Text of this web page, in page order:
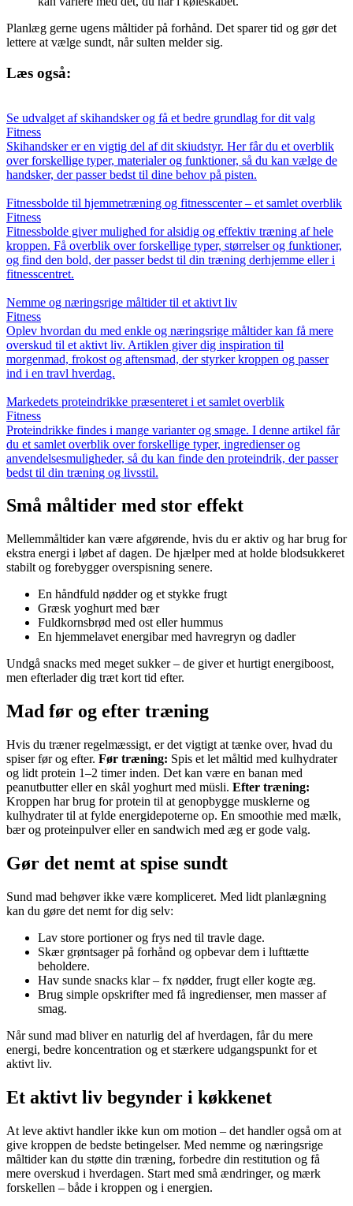
Planlæg gerne ugens måltider på forhånd. Det sparer tid og gør det
lettere at vælge sundt, når sulten melder sig.
Læs også:
Se udvalget af skihandsker og få et bedre grundlag for dit valg
Fitness
Skihandsker er en vigtig del af dit skiudstyr. Her får du et overblik
over forskellige typer, materialer og funktioner, så du kan vælge de
handsker, der passer bedst til dine behov på pisten.
Fitnessbolde til hjemmetræning og fitnesscenter – et samlet overblik
Fitness
Fitnessbolde giver mulighed for alsidig og effektiv træning af hele
kroppen. Få overblik over forskellige typer, størrelser og funktioner,
og find den bold, der passer bedst til din træning derhjemme eller i
fitnesscentret.
Nemme og næringsrige måltider til et aktivt liv
Fitness
Oplev hvordan du med enkle og næringsrige måltider kan få mere
overskud til et aktivt liv. Artiklen giver dig inspiration til
morgenmad, frokost og aftensmad, der styrker kroppen og passer
ind i en travl hverdag.
Markedets proteindrikke præsenteret i et samlet overblik
Fitness
Proteindrikke findes i mange varianter og smage. I denne artikel får
du et samlet overblik over forskellige typer, ingredienser og
anvendelsesmuligheder, så du kan finde den proteindrik, der passer
bedst til din træning og livsstil.
Små måltider med stor effekt
Mellemmåltider kan være afgørende, hvis du er aktiv og har brug for
ekstra energi i løbet af dagen. De hjælper med at holde blodsukkeret
stabilt og forebygger overspisning senere.
En håndfuld nødder og et stykke frugt
Græsk yoghurt med bær
Fuldkornsbrød med ost eller hummus
En hjemmelavet energibar med havregryn og dadler
Undgå snacks med meget sukker – de giver et hurtigt energiboost,
men efterlader dig træt kort tid efter.
Mad før og efter træning
Hvis du træner regelmæssigt, er det vigtigt at tænke over, hvad du
spiser før og efter. Før træning: Spis et let måltid med kulhydrater
og lidt protein 1–2 timer inden. Det kan være en banan med
peanutbutter eller en skål yoghurt med müsli. Efter træning:
Kroppen har brug for protein til at genopbygge musklerne og
kulhydrater til at fylde energidepoterne op. En smoothie med mælk,
bær og proteinpulver eller en sandwich med æg er gode valg.
Gør det nemt at spise sundt
Sund mad behøver ikke være kompliceret. Med lidt planlægning
kan du gøre det nemt for dig selv:
Lav store portioner og frys ned til travle dage.
Skær grøntsager på forhånd og opbevar dem i lufttætte
beholdere.
Hav sunde snacks klar – fx nødder, frugt eller kogte æg.
Brug simple opskrifter med få ingredienser, men masser af
smag.
Når sund mad bliver en naturlig del af hverdagen, får du mere
energi, bedre koncentration og et stærkere udgangspunkt for et
aktivt liv.
Et aktivt liv begynder i køkkenet
At leve aktivt handler ikke kun om motion – det handler også om at
give kroppen de bedste betingelser. Med nemme og næringsrige
måltider kan du støtte din træning, forbedre din restitution og få
mere overskud i hverdagen. Start med små ændringer, og mærk
forskellen – både i kroppen og i energien.